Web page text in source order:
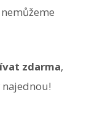
zdarma,
najednou!